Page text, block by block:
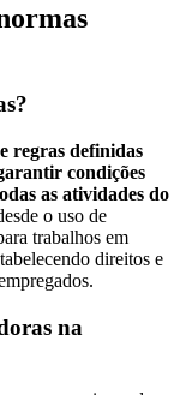
regras definidas
condições
as atividades do
o uso de
trabalhos em
direitos e
na